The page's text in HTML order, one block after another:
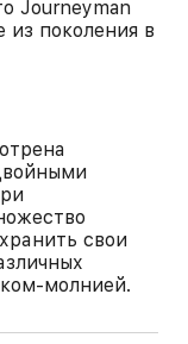
Journeyman
поколения в
свои
молнией.